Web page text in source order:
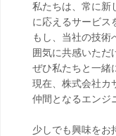
私たちは、常に新
に応えるサービス
もし、当社の技術
囲気に共感いただ
ぜひ私たちと一緒
現在、株式会社カ
仲間となるエンジ
少しでも興味をお